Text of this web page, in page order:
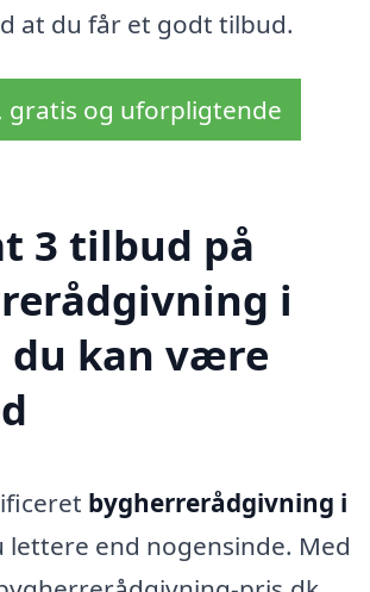
at du får et godt tilbud.
gratis og uforpligtende
3 tilbud på
i
du kan være
bygherrerådgivning i
lettere end nogensinde. Med